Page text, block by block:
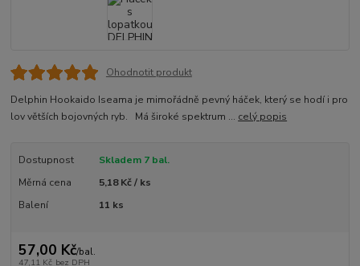
Ohodnotit produkt
Delphin Hookaido Iseama je mimořádně pevný háček, který se hodí i pro
lov větších bojovných ryb. Má široké spektrum ... celý popis
Dostupnost
Skladem 7 bal.
Měrná cena
5,18 Kč / ks
Balení
11 ks
57,00 Kč/bal.
47,11 Kč bez DPH